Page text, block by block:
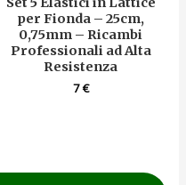
per Fionda – 25cm,
0,75mm – Ricambi
Professionali ad Alta
Resistenza
7€